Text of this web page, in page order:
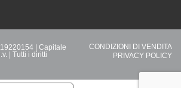
| Capitale
| Tutti i diritti
CONDIZIONI DI VENDITA
PRIVACY POLICY